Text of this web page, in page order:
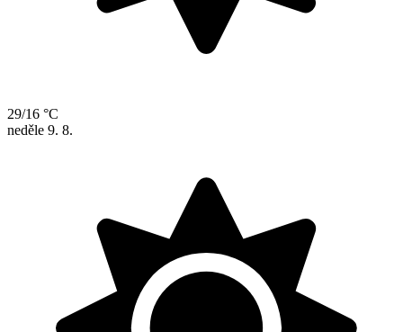
29/16 °C
neděle 9. 8.